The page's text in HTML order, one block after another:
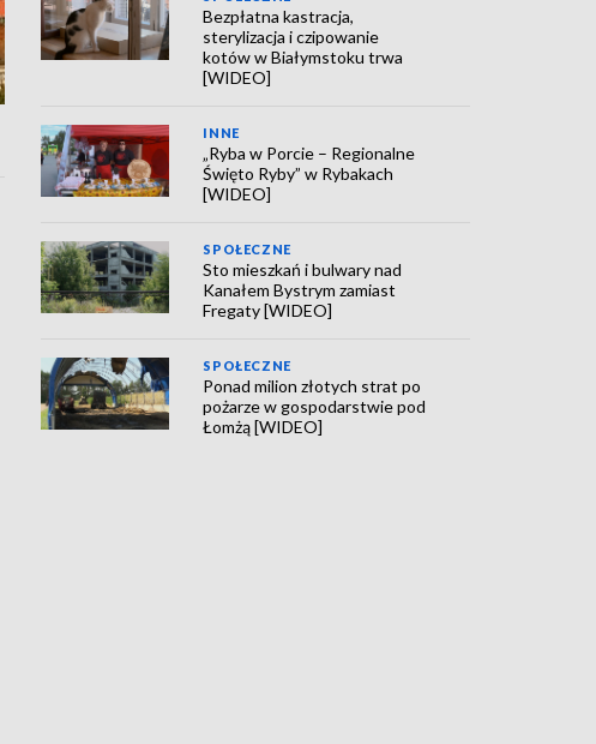
Bezpłatna kastracja,
sterylizacja i czipowanie
kotów w Białymstoku trwa
[WIDEO]
INNE
„Ryba w Porcie – Regionalne
Święto Ryby” w Rybakach
[WIDEO]
SPOŁECZNE
Sto mieszkań i bulwary nad
Kanałem Bystrym zamiast
Fregaty [WIDEO]
SPOŁECZNE
Ponad milion złotych strat po
pożarze w gospodarstwie pod
Łomżą [WIDEO]